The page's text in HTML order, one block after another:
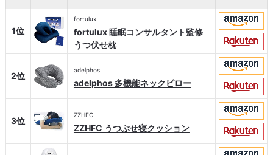
1位
fortulux
fortulux 睡眠コンサルタント監修
うつ伏せ枕
2位
adelphos
adelphos 多機能ネックピロー
3位
ZZHFC
ZZHFC うつぶせ寝クッション